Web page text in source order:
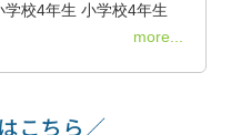
校4年生 小学校4年生
more...